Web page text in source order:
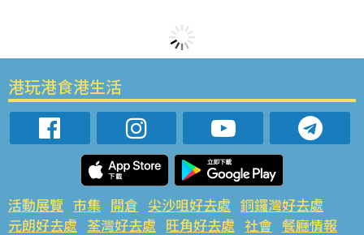
港玩港食港生活
活動展覽 市集 開倉 尖沙咀好去處 銅鑼灣好去處
元朗好去處 荃灣好去處 旺角好去處 社會 餐廳情報